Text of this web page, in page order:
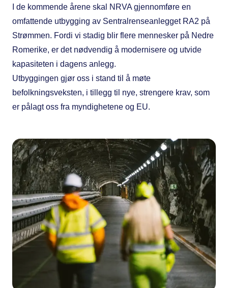
I de kommende årene skal NRVA gjennomføre en
omfattende utbygging av Sentralrenseanlegget RA2 på
Strømmen. Fordi vi stadig blir flere mennesker på Nedre
Romerike, er det nødvendig å modernisere og utvide
kapasiteten i dagens anlegg.
Utbyggingen gjør oss i stand til å møte
befolkningsveksten, i tillegg til nye, strengere krav, som
er pålagt oss fra myndighetene og EU.